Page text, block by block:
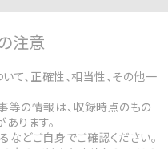
注意
て、正確性、相当性、その他一
等の情報は、収録時点のもの
ります。
どご自身でご確認ください。